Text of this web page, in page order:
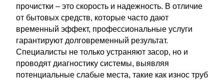
прочистки – это скорость и надежность. В отличие
от бытовых средств, которые часто дают
временный эффект, профессиональные услуги
гарантируют долговременный результат.
Специалисты не только устраняют засор, но и
проводят диагностику системы, выявляя
потенциальные слабые места, такие как износ труб